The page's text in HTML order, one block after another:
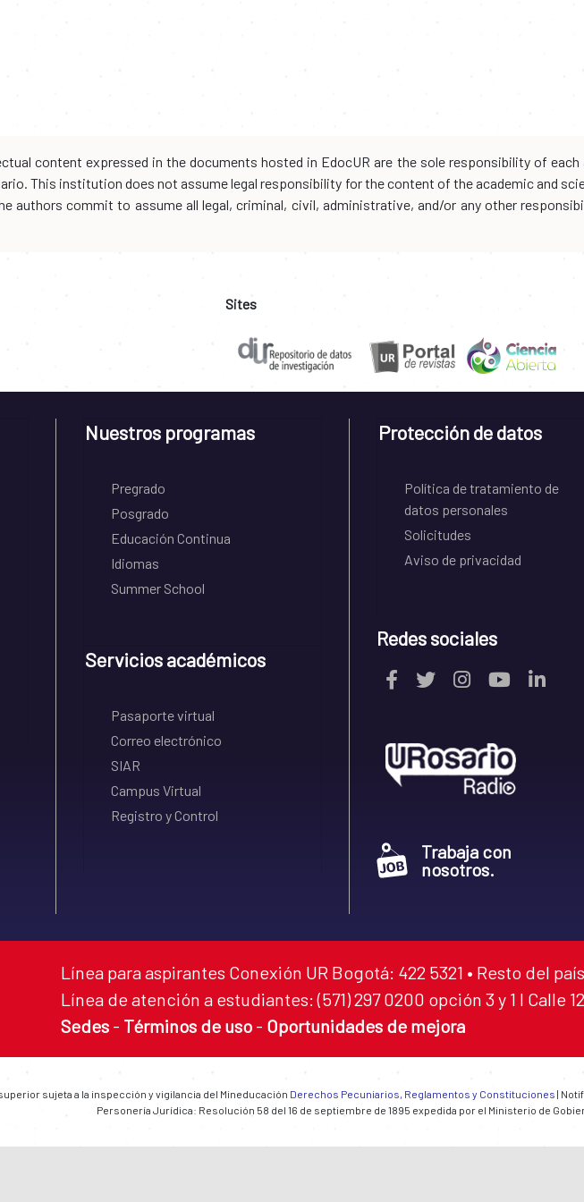
content expressed in the documents hosted in EdocUR are the sole responsibility of
This institution does not assume legal responsibility for the content of the academic and
authors commit to assume all legal, criminal, civil, administrative, and/or any other
Sites
Nuestros programas
Pregrado
Posgrado
Educación Continua
Idiomas
Summer School
Servicios académicos
Pasaporte virtual
Correo electrónico
SIAR
Campus Virtual
Registro y Control
Protección de datos
Política de tratamiento de
datos personales
Solicitudes
Aviso de privacidad
Redes sociales
Trabaja con
nosotros.
Línea para aspirantes Conexión UR Bogotá: 422 5321 • Resto del
Línea de atención a estudiantes: (571) 297 0200 opción 3 y 1 I Calle
Sedes - Términos de uso - Oportunidades de mejora
sujeta a la inspección y vigilancia del Mineducación Derechos Pecuniarios, Reglamentos y Constituciones |
Personería Jurídica: Resolución 58 del 16 de septiembre de 1895 expedida por el Ministerio de